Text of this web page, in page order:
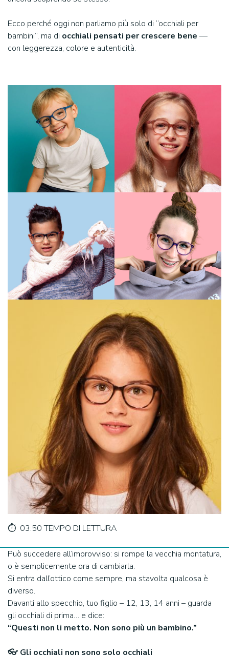
Ecco perché oggi non parliamo più solo di “occhiali per
bambini”, ma di occhiali pensati per crescere bene —
con leggerezza, colore e autenticità.
⏱️ 03:50 TEMPO DI LETTURA
Può succedere all’improvviso: si rompe la vecchia montatura,
o è semplicemente ora di cambiarla.
Si entra dall’ottico come sempre, ma stavolta qualcosa è
diverso.
Davanti allo specchio, tuo figlio – 12, 13, 14 anni – guarda
gli occhiali di prima… e dice:
“Questi non li metto. Non sono più un bambino.”
👓 Gli occhiali non sono solo occhiali